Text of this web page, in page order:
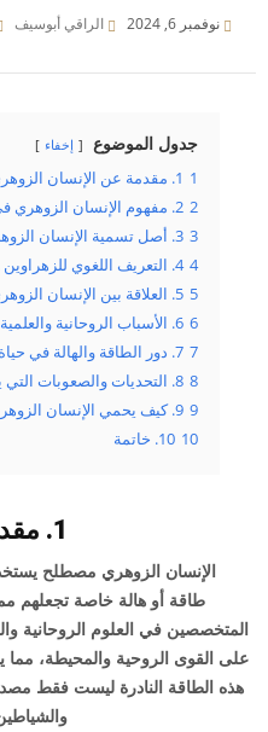
نوفمبر 6, 2024 الراقي أبوسيف
جدول الموضوع إخفاء
1 1. مقدمة عن الإنسان الزوهري
2 2. مفهوم الإنسان الزوهري في الروحانيات وعالم الجن
3 3. أصل تسمية الإنسان الزوهري ودلالاته اللغوية
4 4. التعريف اللغوي للزهراوين وأبعادها الروحية
5 5. العلاقة بين الإنسان الزوهري والجن والشياطين
6 6. الأسباب الروحانية والعلمية التي تجعل الإنسان الزوهري مستهدفاً
7 7. دور الطاقة والهالة في حياة الإنسان الزوهري
8 8. التحديات والصعوبات التي يواجهها الإنسان الزوهري
9 9. كيف يحمي الإنسان الزوهري نفسه
10 10. خاتمة
1. مقدمة عن الإنسان الزوهري
الإنسان الزوهري مصطلح
طاقة أو هالة خاصة تجعلهم
المتخصصين في العلوم الروحانية
على القوى الروحية والمحيطة،
هذه الطاقة النادرة ليست فقط